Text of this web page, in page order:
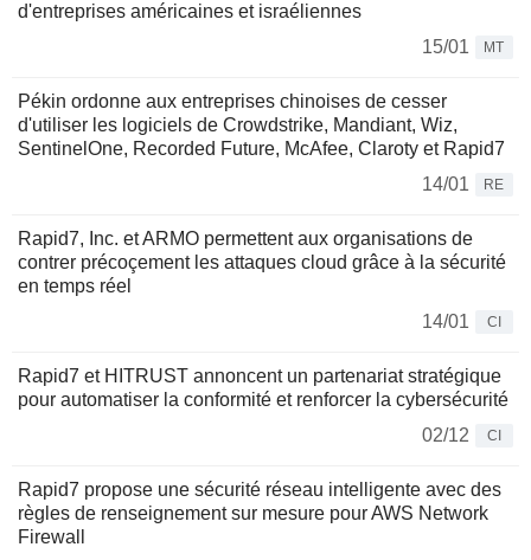
d'entreprises américaines et israéliennes
15/01
MT
Pékin ordonne aux entreprises chinoises de cesser
d'utiliser les logiciels de Crowdstrike, Mandiant, Wiz,
SentinelOne, Recorded Future, McAfee, Claroty et Rapid7
14/01
RE
Rapid7, Inc. et ARMO permettent aux organisations de
contrer précoçement les attaques cloud grâce à la sécurité
en temps réel
14/01
CI
Rapid7 et HITRUST annoncent un partenariat stratégique
pour automatiser la conformité et renforcer la cybersécurité
02/12
CI
Rapid7 propose une sécurité réseau intelligente avec des
règles de renseignement sur mesure pour AWS Network
Firewall